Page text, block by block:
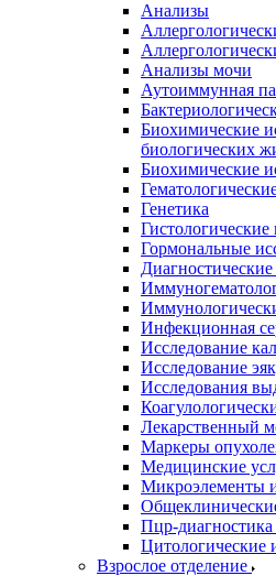
Анализы
Анализы мочи
Аутоиммунная
Биохимические
биологических
Биохимические
Генетика
Гистологические
Гормональные
Инфекционная
Исследование
Исследование
Исследования
Лекарственный
Маркеры
Медицинские
Микроэлементы
Пцр-
Цитологические
Взрослое отделение